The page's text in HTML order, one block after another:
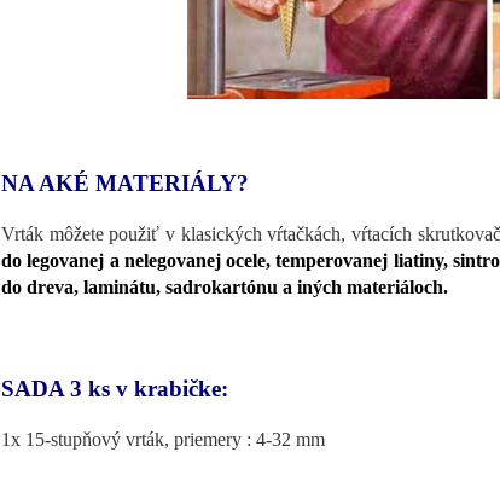
NA AKÉ MATERIÁLY?
Vrták môžete použiť v klasických vŕtačkách, vŕtacích
do legovanej a nelegovanej ocele, temperovanej liatiny,
do dreva, laminátu, sadrokartónu a iných materiáloch.
SADA 3 ks v krabičke:
1x 15-stupňový vrták, priemery : 4-32 mm